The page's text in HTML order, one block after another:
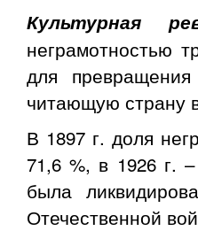
Культурная
неграмотностью
для
читающую страну
В 1897 г. доля
71,6 %, в 1926 г.
была
Отечественной